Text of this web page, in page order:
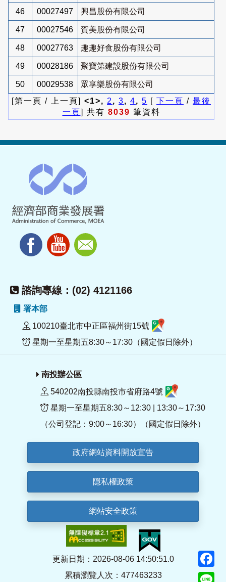
46 00027497 興昌股份有限公司
47 00027546 賀美股份有限公司
48 00027763 趣趣好食股份有限公司
49 00028186 聚寶第建設股份有限公司
50 00029538
眾享樂股份有限公司
[第一頁 / 上一頁] <1>, 2 , 3, 4, 5 [ 下一頁 / 最後
一頁] 共有 8039 筆資料
諮詢專線：(02) 4121166
署本部
100210臺北市中正區福州街15號
星期一至星期五8:30～17:30（國定假日除外）
南投辦公區
540202南投縣南投市省府路4號
星期一至星期五8:30～12:30 | 13:30～17:30
（公司登記：9:00～16:30）（國定假日除外）
政府網站資料開放宣告
隱私權政策
網站安全政策
更新日期：2026-08-06 14:50:51.0
累積瀏覽人次：477463233